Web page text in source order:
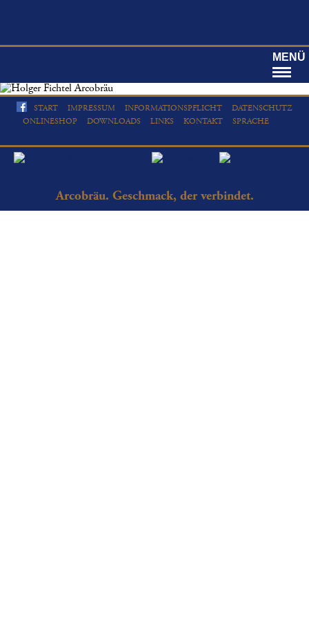
MENÜ
START IMPRESSUM INFORMATIONSPFLICHT
DATENSCHUTZ
ONLINESHOP
DOWNLOADS LINKS KONTAKT SPRACHE
Arcobräu. Geschmack, der verbindet.